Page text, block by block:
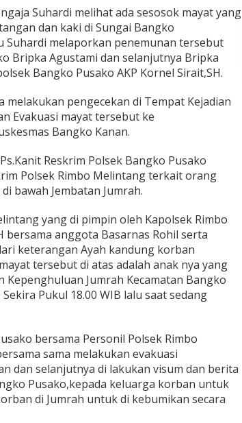
Suhardi melihat ada sesosok mayat yang
dan kaki di Sungai Bangko
melaporkan penemunan tersebut
Bripka Agustami dan selanjutnya Bripka
Bangko Pusako AKP Kornel Sirait,SH.
pengecekan di Tempat Kejadian
Evakuasi mayat tersebut ke
Bangko Kanan.
Reskrim Polsek Bangko Pusako
Polsek Rimbo Melintang terkait orang
bawah Jembatan Jumrah.
yang di pimpin oleh Kapolsek Rimbo
anggota Basarnas Rohil serta
keterangan Ayah kandung korban
tersebut di atas adalah anak nya yang
Jumrah Kecamatan Bangko
Pukul 18.00 WIB lalu saat sedang
bersama Personil Polsek Rimbo
sama melakukan evakuasi
dan selanjutnya di lakukan visum dan berita
Pusako,kepada keluarga korban untuk
di Jumrah untuk di kebumikan secara